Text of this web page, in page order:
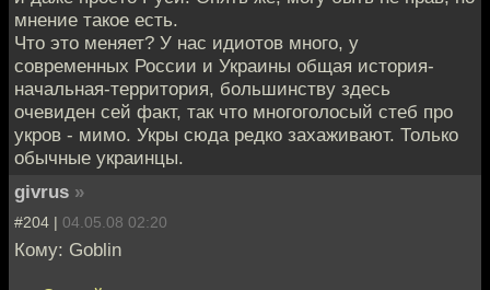
мнение такое есть.
Что это меняет? У нас идиотов много, у
современных России и Украины общая история-
начальная-территория, большинству здесь
очевиден сей факт, так что многоголосый стеб про
укров - мимо. Укры сюда редко захаживают. Только
обычные украинцы.
givrus »
#204 | 04.05.08 02:20
Кому: Goblin